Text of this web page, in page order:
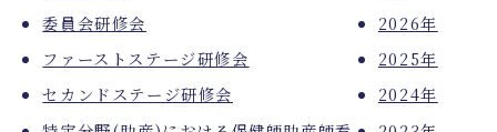
委員会研修会
ファーストステージ研修会
セカンドステージ研修会
2026年
2025年
2024年